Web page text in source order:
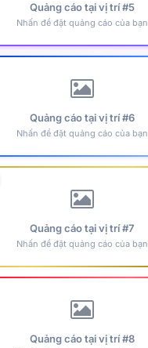
Quảng cáo tại vị trí #5
Nhấn để đặt quảng cáo của bạn
Quảng cáo tại vị trí #6
Nhấn để đặt quảng cáo của bạn
Quảng cáo tại vị trí #7
Nhấn để đặt quảng cáo của bạn
Quảng cáo tại vị trí #8